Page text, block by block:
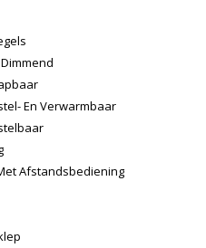
En Verwarmbaar
Afstandsbediening